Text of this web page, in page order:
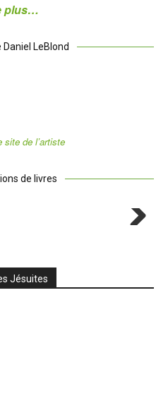
plus…
Daniel LeBlond
site de l’artiste
de livres
Jésuites